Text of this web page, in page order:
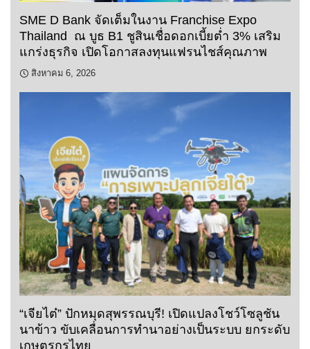
SME D Bank จัดเต็มในงาน Franchise Expo
Thailand ณ บูธ B1 ชูสินเชื่อดอกเบี้ยต่ำ 3% เสริม
แกร่งธุรกิจ เปิดโอกาสลงทุนแฟรนไชส์คุณภาพ
สิงหาคม 6, 2026
“เจียไต๋” ปักหมุดสุพรรณบุรี! เปิดแปลงโชว์โซลูชัน
นาข้าว ขับเคลื่อนการทำนาอย่างเป็นระบบ ยกระดับ
เกษตรกรไทย